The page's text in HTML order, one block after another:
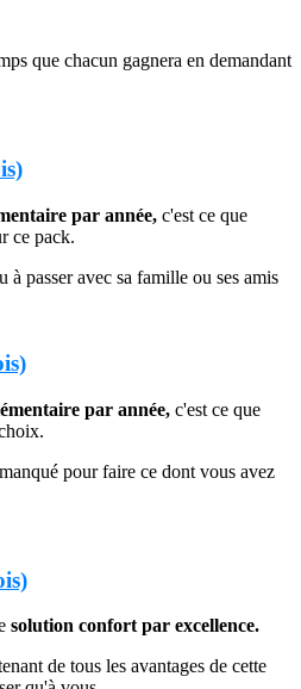
que chacun gagnera en demandant
par année, c'est ce que
ce pack.
passer avec sa famille ou ses amis
par année, c'est ce que
pour faire ce dont vous avez
solution confort par excellence.
de tous les avantages de cette